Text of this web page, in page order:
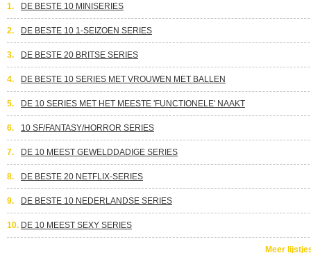
1. DE BESTE 10 MINISERIES
2. DE BESTE 10 1-SEIZOEN SERIES
3. DE BESTE 20 BRITSE SERIES
4. DE BESTE 10 SERIES MET VROUWEN MET BALLEN
5. DE 10 SERIES MET HET MEESTE 'FUNCTIONELE' NAAKT
6. 10 SF/FANTASY/HORROR SERIES
7. DE 10 MEEST GEWELDDADIGE SERIES
8. DE BESTE 20 NETFLIX-SERIES
9. DE BESTE 10 NEDERLANDSE SERIES
10. DE 10 MEEST SEXY SERIES
Meer